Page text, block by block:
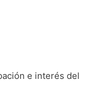
e interés del